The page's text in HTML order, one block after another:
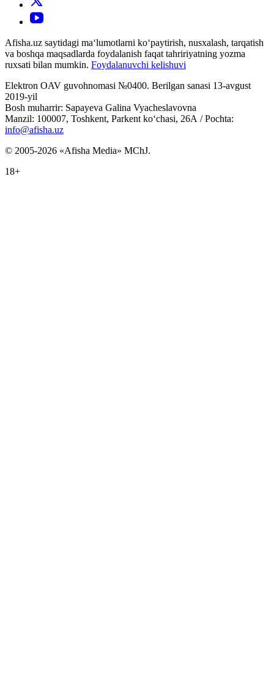
Afisha.uz saytidagi ma‘lumotlarni ko‘paytirish, nusxalash, tarqatish
va boshqa maqsadlarda foydalanish faqat tahririyatning yozma
ruxsati bilan mumkin. Foydalanuvchi kelishuvi
Elektron OAV guvohnomasi №0400. Berilgan sanasi 13-avgust
2019-yil
Bosh muharrir: Sapayeva Galina Vyacheslavovna
Manzil: 100007, Toshkent, Parkent ko‘chasi, 26А / Pochta:
info@afisha.uz
© 2005-2026 «Afisha Media» MChJ.
18+